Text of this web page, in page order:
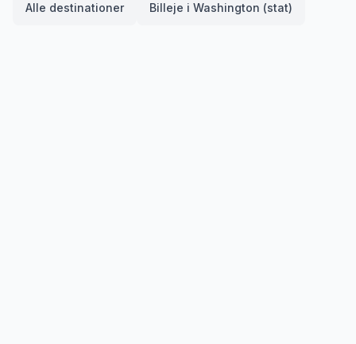
Alle destinationer Billeje i Washington (stat)